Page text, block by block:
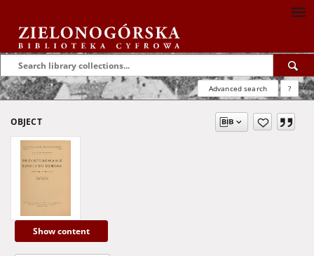
Advanced search ?
OBJECT
Show content